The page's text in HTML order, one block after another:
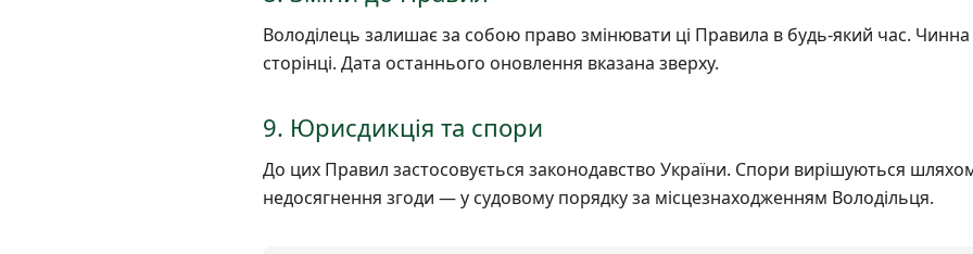
Володілець залишає за собою право змінювати ці Правила в будь-який час. Чинна
сторінці. Дата останнього оновлення вказана зверху.
9. Юрисдикція та спори
До цих Правил застосовується законодавство України. Спори вирішуються
недосягнення згоди — у судовому порядку за місцезнаходженням Володільця.